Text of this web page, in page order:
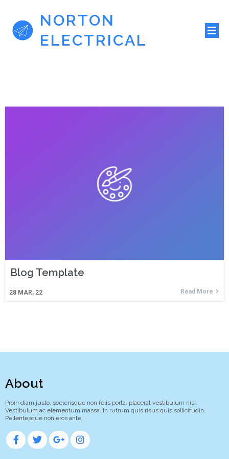
NORTON
ELECTRICAL
Blog Template
28 MAR, 22 Read More
About
Proin diam justo, scelerisque non felis porta, placerat vestibulum nisi.
Vestibulum ac elementum massa. In rutrum quis risus quis sollicitudin.
Pellentesque non eros ante.